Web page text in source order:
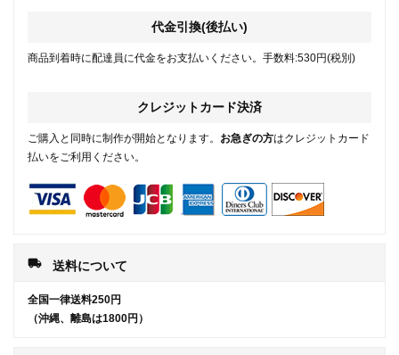
代金引換(後払い)
商品到着時に配達員に代金をお支払いください。手数料:530円(税別)
クレジットカード決済
ご購入と同時に制作が開始となります。 お急ぎの方はクレジットカード
払いをご利用ください。
local_shipping 送料について
全国一律送料250円
（沖縄、離島は1800円）